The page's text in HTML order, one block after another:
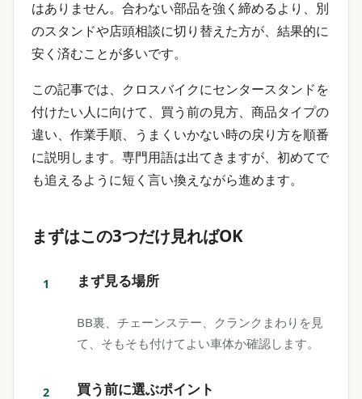
はありません。合わない部品を強く締めるより、別
のスタンドや店頭相談に切り替えた方が、結果的に
安く済むことが多いです。
この記事では、クロスバイクにセンタースタンドを
付けたい人に向けて、買う前の見方、商品タイプの
違い、作業手順、うまくいかない時の戻り方を順番
に説明します。専門用語は出てきますが、初めてで
も追えるように短く言い換えながら進めます。
まずはこの3つだけ見ればOK
まず見る場所
BB裏、チェーンステー、クランクまわりを見
て、そもそも付けてよい車体か確認します。
買う前に選ぶポイント